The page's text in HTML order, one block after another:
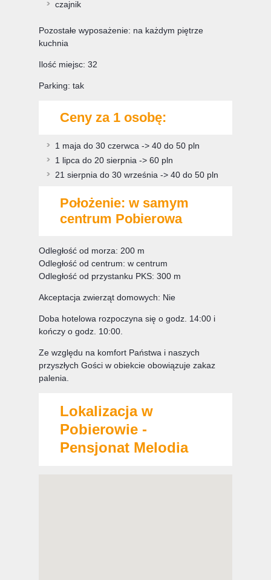
czajnik
Pozostałe wyposażenie: na każdym piętrze
kuchnia
Ilość miejsc: 32
Parking: tak
Ceny za 1 osobę:
1 maja do 30 czerwca -> 40 do 50 pln
1 lipca do 20 sierpnia -> 60 pln
21 sierpnia do 30 września -> 40 do 50 pln
Położenie: w samym
centrum Pobierowa
Odległość od morza: 200 m
Odległość od centrum: w centrum
Odległość od przystanku PKS: 300 m
Akceptacja zwierząt domowych: Nie
Doba hotelowa rozpoczyna się o godz. 14:00 i
kończy o godz. 10:00.
Ze względu na komfort Państwa i naszych
przyszłych Gości w obiekcie obowiązuje zakaz
palenia.
Lokalizacja w
Pobierowie -
Pensjonat Melodia